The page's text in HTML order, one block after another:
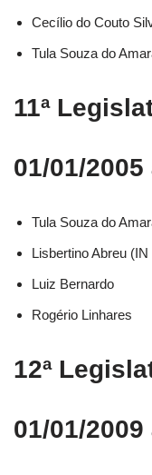
Cecílio do Couto
Tula Souza do
11ª
01/01/2005
Tula Souza do
Lisbertino Abreu
Luiz Bernardo
Rogério Linhares
12ª
01/01/2009